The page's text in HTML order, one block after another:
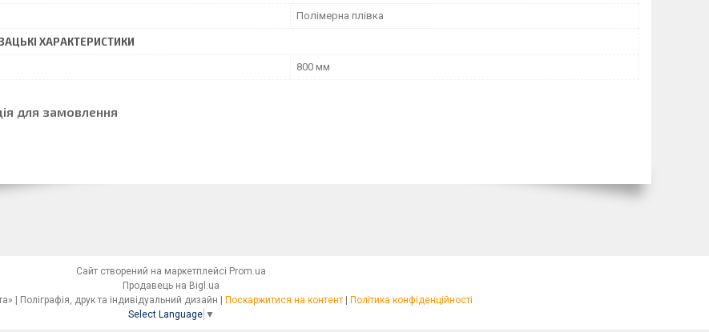
Полімерна плівка
ХАРАКТЕРИСТИКИ
800 мм
для замовлення
Сайт створений на маркетплейсі Prom.ua
Продавець на Bigl.ua
Сімейна друкарня «Світ Свята» | Поліграфія, друк та індивідуальний дизайн | Поскаржитися на контент | Політика конфіденційності
Select Language ▼